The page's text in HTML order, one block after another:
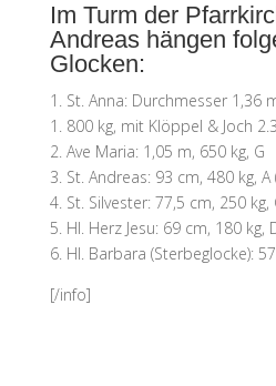
Im Turm der
Andreas hängen
Glocken:
1. St. Anna: Durchmesser 1,36
1. 800 kg, mit Klöppel & Joch
2. Ave Maria: 1,05 m, 650 kg, G
3. St. Andreas: 93 cm, 480 kg, A
4. St. Silvester: 77,5 cm, 250 kg,
5. Hl. Herz Jesu: 69 cm, 180 kg,
6. Hl. Barbara (Sterbeglocke):
[/info]